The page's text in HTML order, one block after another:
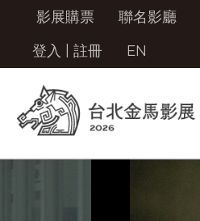
影展購票 聯名影廳
登入
註冊 EN